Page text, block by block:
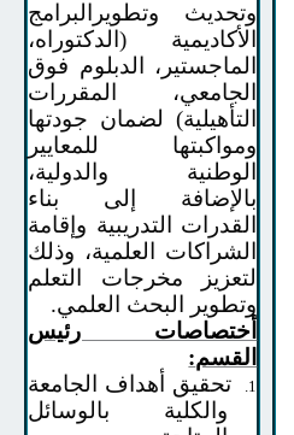
وتحديث وتطويرالبرامج
الأكاديمية (الدكتوراه،
الماجستير، الدبلوم فوق
الجامعي، المقررات
التأهيلية) لضمان جودتها
ومواكبتها للمعايير
الوطنية والدولية،
بالإضافة إلى بناء
القدرات التدريبية وإقامة
الشراكات العلمية، وذلك
لتعزيز مخرجات التعلم
وتطوير البحث العلمي.
أختصاصات رئيس
القسم:
تحقيق أهداف الجامعة
والكلية بالوسائل